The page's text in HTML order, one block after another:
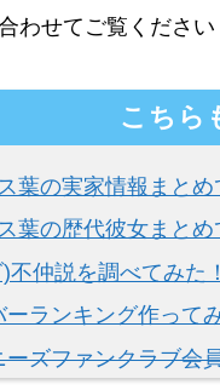
わせてご覧ください
こちら
葉の実家情報まとめ
葉の歴代彼女まとめ
不仲説を調べてみた
ランキング作って
ズファンクラブ会